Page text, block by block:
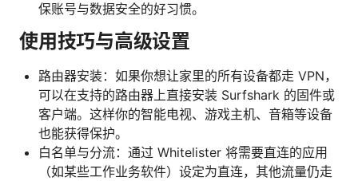
保账号与数据安全的好习惯。
使用技巧与高级设置
路由器安装：如果你想让家里的所有设备都走 VPN，
可以在支持的路由器上直接安装 Surfshark 的固件或
客户端。这样你的智能电视、游戏主机、音箱等设备
也能获得保护。
白名单与分流：通过 Whitelister 将需要直连的应用
（如某些工作业务软件）设定为直连，其他流量仍走